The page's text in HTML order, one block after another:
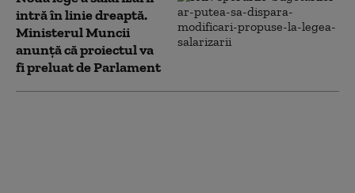
intră în linie dreaptă.
Ministerul Muncii
anunță că proiectul va
fi preluat de Parlament